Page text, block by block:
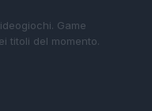
Game
titoli del momento.